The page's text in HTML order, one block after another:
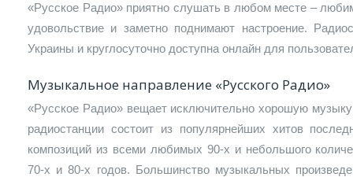
«Русское Радио» приятно слушать в любом месте –
удовольствие и заметно поднимают настроение.
Украины и круглосуточно доступна онлайн для
Музыкальное направление «Русского Радио»
«Русское Радио» вещает исключительно хорошую
радиостанции состоит из популярнейших хитов
композиций из всеми любимых 90-х и небольшого
70-х и 80-х годов. Большинство музыкальных